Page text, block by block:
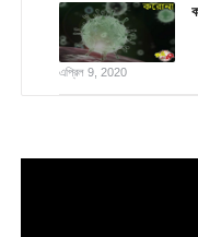
এপ্রিল 9, 2020